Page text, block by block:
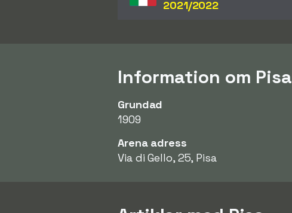
2021/2022
Information om Pisa
Grundad
1909
Arena adress
Via di Gello, 25, Pisa